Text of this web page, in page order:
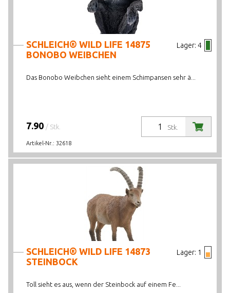
Lager: 4
SCHLEICH® WILD LIFE 14875
BONOBO WEIBCHEN
Das Bonobo Weibchen sieht einem Schimpansen sehr ä...
Stk.
7.90 / Stk.
Artikel-Nr.: 32618
Lager: 1
SCHLEICH® WILD LIFE 14873
STEINBOCK
Toll sieht es aus, wenn der Steinbock auf einem Fe...